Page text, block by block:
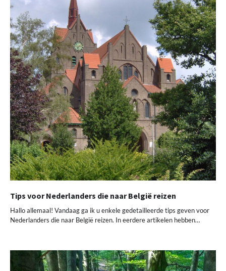
Tips voor Nederlanders die naar België reizen
Hallo allemaal! Vandaag ga ik u enkele gedetailleerde tips geven voor
Nederlanders die naar België reizen. In eerdere artikelen hebben…